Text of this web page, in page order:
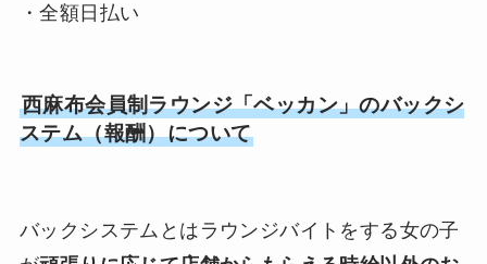
・全額日払い
西麻布会員制ラウンジ「ベッカン」のバックシ
ステム（報酬）について
バックシステムとはラウンジバイトをする女の子